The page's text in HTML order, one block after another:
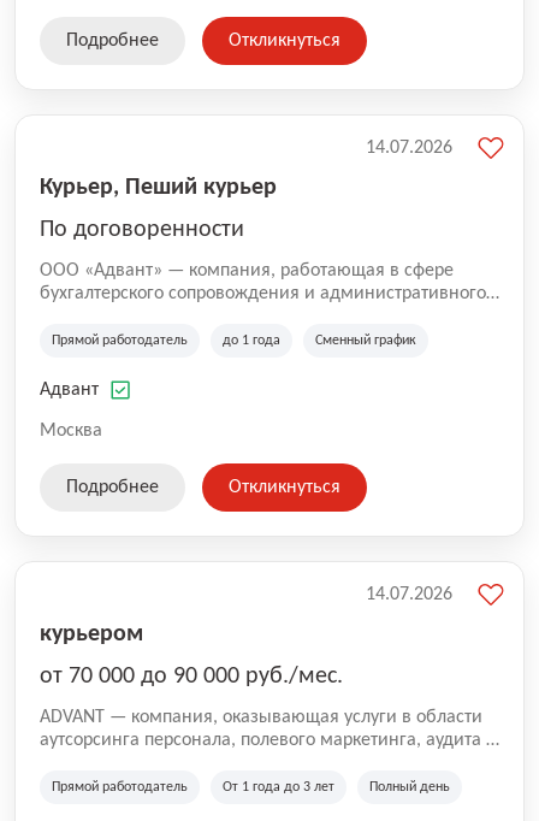
Подробнее Откликнуться
Курьер, Пеший курьер
По договоренности
ООО «Адвант» — компания, работающая в сфере
бухгалтерского сопровождения и административного
зарегистрирована в Санкт-Петербурге и
лиц и коммерческих организаций.
Прямой работодатель до 1 года Сменный график
Адвант
Москва
14.07.2026
Подробнее Откликнуться
курьером
от 70 000 до 90 000 руб./мес.
ADVANT — компания, оказывающая услуги в области
аутсорсинга персонала, полевого маркетинга, аудита и
региональных клиентов. Мы работаем на рынке с
Прямой работодатель От 1 года до 3 лет Полный день
14.07.2026